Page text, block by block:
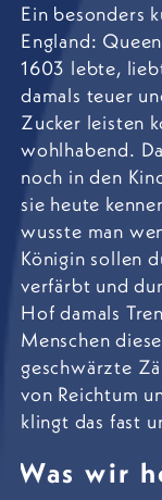
Ein besonders
England:
1603 lebte,
damals teuer
Zucker leisten
wohlhabend.
noch in den
sie heute
wusste man
Königin sollen
verfärbt und
Hof damals
Menschen
geschwärzte
von Reichtum
klingt das fast
Was wir